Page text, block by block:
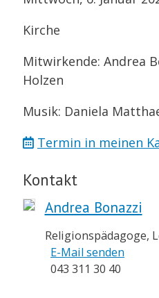
Kirche
Mitwirkende: Andrea
Holzen
Musik: Daniela
Termin in meinen
Kontakt
Andrea Bonazzi
Religionspädagoge,
E-Mail senden
043 311 30 40